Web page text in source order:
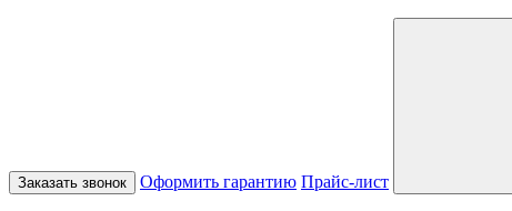
Заказать звонок Оформить гарантию Прайс-лист